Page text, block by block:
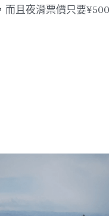
而且夜滑票價只要